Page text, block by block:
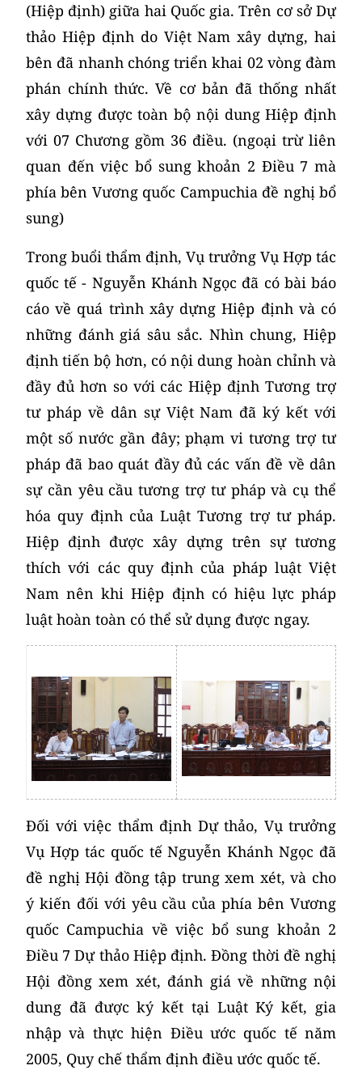
(Hiệp định) giữa hai Quốc gia. Trên cơ sở Dự
thảo Hiệp định do Việt Nam xây dựng, hai
bên đã nhanh chóng triển khai 02 vòng đàm
phán chính thức. Về cơ bản đã thống nhất
xây dựng được toàn bộ nội dung Hiệp định
với 07 Chương gồm 36 điều. (ngoại trừ liên
quan đến việc bổ sung khoản 2 Điều 7 mà
phía bên Vương quốc Campuchia đề nghị bổ
sung)
Trong buổi thẩm định, Vụ trưởng Vụ Hợp tác
quốc tế - Nguyễn Khánh Ngọc đã có bài báo
cáo về quá trình xây dựng Hiệp định và có
những đánh giá sâu sắc. Nhìn chung, Hiệp
định tiến bộ hơn, có nội dung hoàn chỉnh và
đầy đủ hơn so với các Hiệp định Tương trợ
tư pháp về dân sự Việt Nam đã ký kết với
một số nước gần đây; phạm vi tương trợ tư
pháp đã bao quát đầy đủ các vấn đề về dân
sự cần yêu cầu tương trợ tư pháp và cụ thể
hóa quy định của Luật Tương trợ tư pháp.
Hiệp định được xây dựng trên sự tương
thích với các quy định của pháp luật Việt
Nam nên khi Hiệp định có hiệu lực pháp
luật hoàn toàn có thể sử dụng được ngay.
Đối với việc thẩm định Dự thảo, Vụ trưởng
Vụ Hợp tác quốc tế Nguyễn Khánh Ngọc đã
đề nghị Hội đồng tập trung xem xét, và cho
ý kiến đối với yêu cầu của phía bên Vương
quốc Campuchia về việc bổ sung khoản 2
Điều 7 Dự thảo Hiệp định. Đồng thời đề nghị
Hội đồng xem xét, đánh giá về những nội
dung đã được ký kết tại Luật Ký kết, gia
nhập và thực hiện Điều ước quốc tế năm
2005, Quy chế thẩm định điều ước quốc tế.